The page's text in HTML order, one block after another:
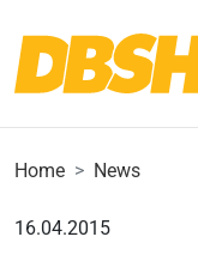
Home News
16.04.2015